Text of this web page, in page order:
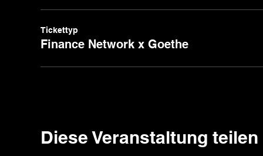
Tickettyp
Finance Network x Goethe
Diese Veranstaltung teilen